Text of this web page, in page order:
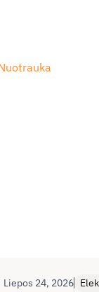
Liepos 24, 2026